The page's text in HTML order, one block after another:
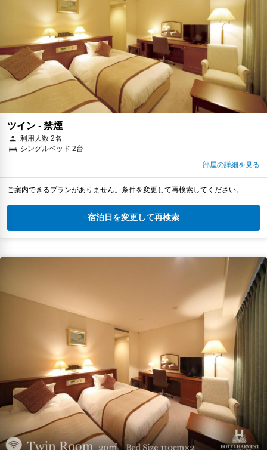
ツイン - 禁煙
利用人数 2名
シングルベッド 2台
部屋の詳細を見る
ご案内できるプランがありません。条件を変更して再検索してください。
宿泊日を変更して再検索